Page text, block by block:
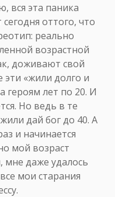
вся эта паника
оттого, что
реально
возрастной
доживают свой
эти «жили долго и
героям лет по 20. И
Но ведь в те
дай бог до 40. А
и начинается
мой возраст
мне даже удалось
мои старания